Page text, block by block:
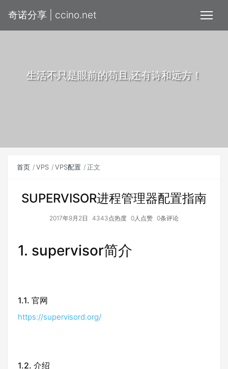
奇诺分享 | ccino.net
生活不只是眼前的苟且,还有诗和远方！
首页 VPS VPS配置 正文
SUPERVISOR进程管理器配置指南
2017年9月2日 4343点热度 0人点赞 0条评论
1. supervisor简介
1.1. 官网
https://supervisord.org/
1.2. 介绍